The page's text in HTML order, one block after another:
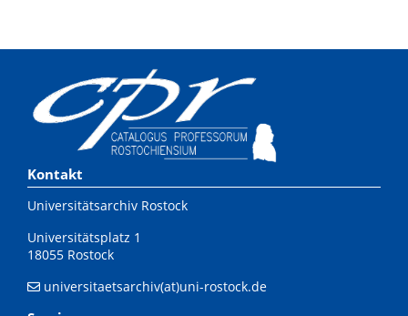
Kontakt
Universitätsarchiv Rostock
Universitätsplatz 1
18055 Rostock
universitaetsarchiv(at)uni-rostock.de